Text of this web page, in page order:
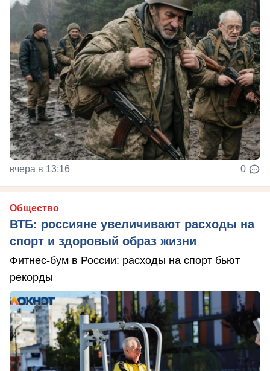
вчера в 13:16 0
Общество
ВТБ: россияне увеличивают расходы на
спорт и здоровый образ жизни
Фитнес-бум в России: расходы на спорт бьют
рекорды